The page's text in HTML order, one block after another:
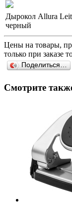
Дырокол Allura
черный
Цены на товары,
только при заказе
Поделиться…
Смотрите